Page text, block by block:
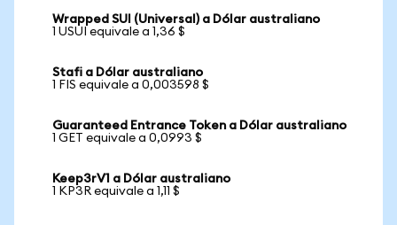
Wrapped SUI (Universal) a Dólar australiano
1 USUI equivale a 1,36 $
Stafi a Dólar australiano
1 FIS equivale a 0,003598 $
Guaranteed Entrance Token a Dólar australiano
1 GET equivale a 0,0993 $
Keep3rV1 a Dólar australiano
1 KP3R equivale a 1,11 $